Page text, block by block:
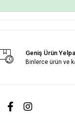
Geniş Ürün
Binlerce ürün ve